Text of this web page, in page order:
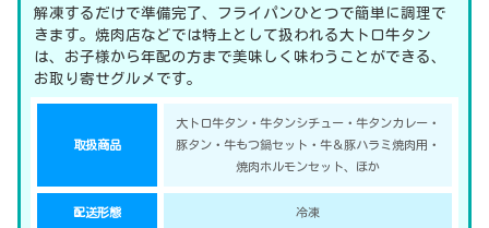
解凍するだけで準備完了、フライパンひとつで簡単に調理で
きます。焼肉店などでは特上として扱われる大トロ牛タン
は、お子様から年配の方まで美味しく味わうことができる、
お取り寄せグルメです。
取扱商品
大トロ牛タン・牛タンシチュー・牛タンカレー・
豚タン・牛もつ鍋セット・牛＆豚ハラミ焼肉用・
焼肉ホルモンセット、ほか
配送形態 冷凍